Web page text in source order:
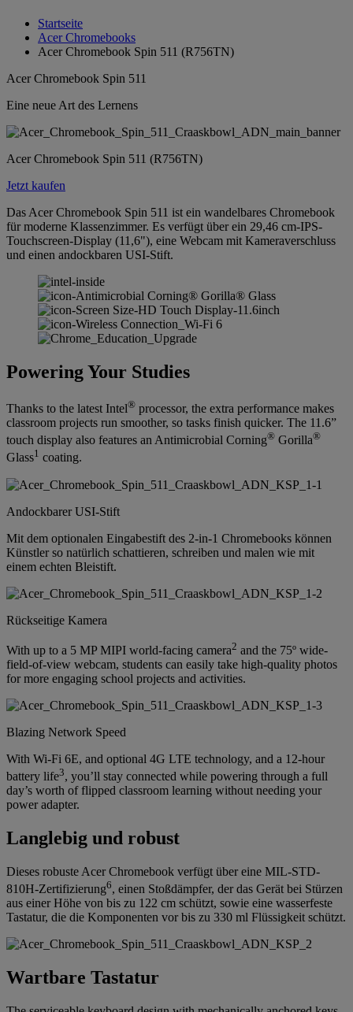
Startseite
Acer Chromebooks
Acer Chromebook Spin 511 (R756TN)
Acer Chromebook Spin 511
Eine neue Art des Lernens
Acer Chromebook Spin 511 (R756TN)
Jetzt kaufen
Das Acer Chromebook Spin 511 ist ein wandelbares Chromebook
für moderne Klassenzimmer. Es verfügt über ein 29,46 cm-IPS-
Touchscreen-Display (11,6"), eine Webcam mit Kameraverschluss
und einen andockbaren USI-Stift.
Powering Your Studies
Thanks to the latest Intel® processor, the extra performance makes
classroom projects run smoother, so tasks finish quicker. The 11.6”
touch display also features an Antimicrobial Corning® Gorilla®
Glass1 coating.
Andockbarer USI-Stift
Mit dem optionalen Eingabestift des 2-in-1 Chromebooks können
Künstler so natürlich schattieren, schreiben und malen wie mit
einem echten Bleistift.
Rückseitige Kamera
With up to a 5 MP MIPI world-facing camera2 and the 75º wide-
field-of-view webcam, students can easily take high-quality photos
for more engaging school projects and activities.
Blazing Network Speed
With Wi-Fi 6E, and optional 4G LTE technology, and a 12-hour
battery life3, you’ll stay connected while powering through a full
day’s worth of flipped classroom learning without needing your
power adapter.
Langlebig und robust
Dieses robuste Acer Chromebook verfügt über eine MIL-STD-
810H-Zertifizierung6, einen Stoßdämpfer, der das Gerät bei Stürzen
aus einer Höhe von bis zu 122 cm schützt, sowie eine wasserfeste
Tastatur, die die Komponenten vor bis zu 330 ml Flüssigkeit schützt.
Wartbare Tastatur